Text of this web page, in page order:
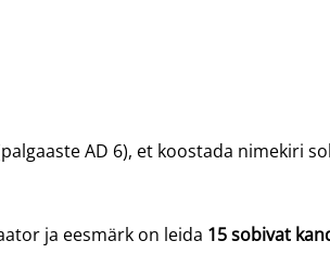
AD 6), et koostada nimekiri
ja eesmärk on leida 15 sobivat